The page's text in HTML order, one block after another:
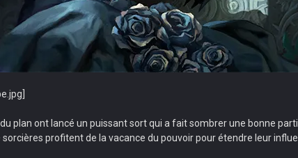
plan ont lancé un puissant sort qui a fait sombrer une bonne
profitent de la vacance du pouvoir pour étendre leur